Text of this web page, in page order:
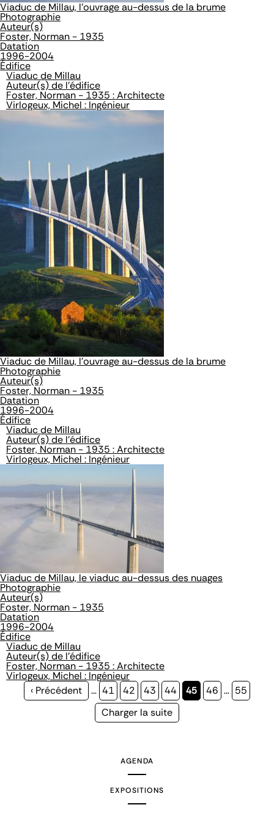
Viaduc de Millau, l'ouvrage au-dessus de la brume
Photographie
Auteur(s)
Foster, Norman - 1935
Datation
1996-2004
Édifice
Viaduc de Millau
Auteur(s) de l'édifice
Foster, Norman - 1935 : Architecte
Virlogeux, Michel : Ingénieur
Viaduc de Millau, l'ouvrage au-dessus de la brume
Photographie
Auteur(s)
Foster, Norman - 1935
Datation
1996-2004
Édifice
Viaduc de Millau
Auteur(s) de l'édifice
Foster, Norman - 1935 : Architecte
Virlogeux, Michel : Ingénieur
Viaduc de Millau, le viaduc au-dessus des nuages
Photographie
Auteur(s)
Foster, Norman - 1935
Datation
1996-2004
Édifice
Viaduc de Millau
Auteur(s) de l'édifice
Foster, Norman - 1935 : Architecte
Virlogeux, Michel : Ingénieur
Page
‹ Précédent … Page
41 Page
42 Page
43 Page
44
Page
45 Page
46 … Page
55
Page
Charger la suite
AGENDA
EXPOSITIONS